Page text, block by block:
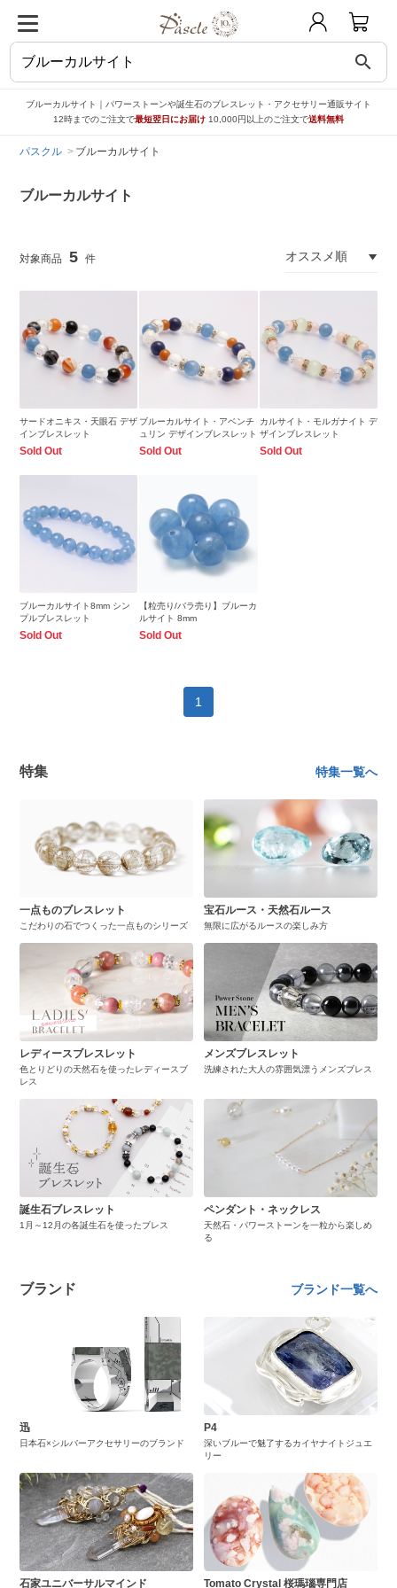
search
ブルーカルサイト｜パワーストーンや誕生石のブレスレット・アクセサリー通販サイト
12時までのご注文で最短翌日にお届け 10,000円以上のご注文で送料無料
パスクル ブルーカルサイト
ブルーカルサイト
5
サードオニキス・天眼石 デザ
インブレスレット
Sold Out
ブルーカルサイト・アベンチ
ュリン デザインブレスレット
Sold Out
カルサイト・モルガナイト デ
ザインブレスレット
Sold Out
ブルーカルサイト8mm シン
プルブレスレット
Sold Out
【粒売り/バラ売り】ブルーカ
ルサイト 8mm
Sold Out
1
特集 特集一覧へ
一点ものブレスレット
こだわりの石でつくった一点ものシリーズ
宝石ルース・天然石ルース
無限に広がるルースの楽しみ方
レディースブレスレット
色とりどりの天然石を使ったレディースブ
レス
メンズブレスレット
洗練された大人の雰囲気漂うメンズブレス
誕生石ブレスレット
1月～12月の各誕生石を使ったブレス
ペンダント・ネックレス
天然石・パワーストーンを一粒から楽しめ
る
ブランド ブランド一覧へ
迅
日本石×シルバーアクセサリーのブランド
P4
深いブルーで魅了するカイヤナイトジュエ
リー
石家ユニバーサルマインド Tomato Crystal 桜瑪瑙専門店